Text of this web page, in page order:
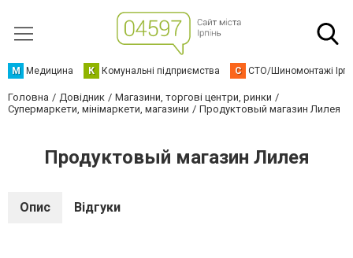
М Медицина К Комунальні підприємства С СТО/Шиномонтажі
Головна Довідник
Магазини, торгові центри, ринки
Супермаркети, мінімаркети, магазини
Продуктовый магазин Лилея
Продуктовый магазин Лилея
Опис Відгуки